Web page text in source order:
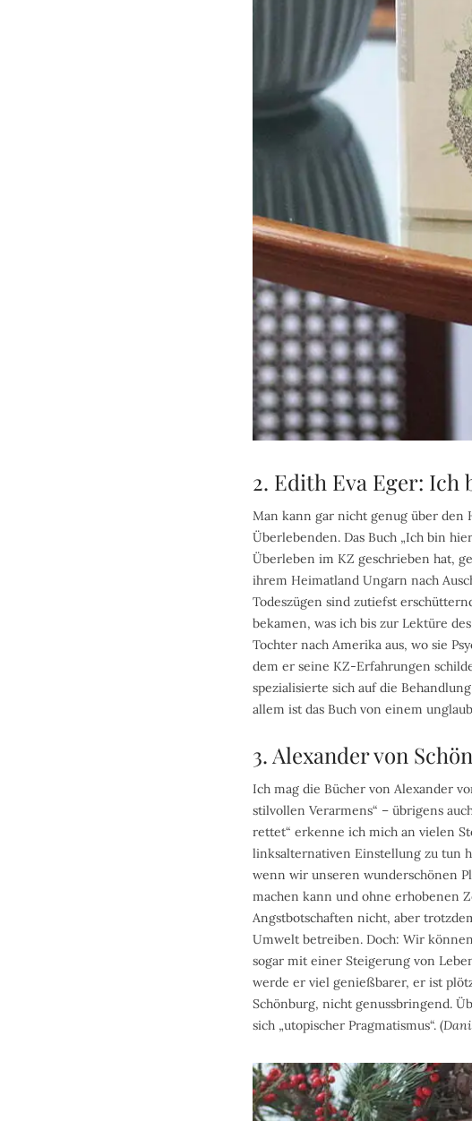
2. Edith Eva Eger:
Man kann gar nicht genug über den
Überlebenden. Das Buch „Ich bin
Überleben im KZ geschrieben hat,
ihrem Heimatland Ungarn nach
Todeszügen sind zutiefst
bekamen, was ich bis zur Lektüre
Tochter nach Amerika aus, wo sie
dem er seine KZ-Erfahrungen
spezialisierte sich auf die
allem ist das Buch von einem
3. Alexander von
Ich mag die Bücher von Alexander
stilvollen Verarmens“ – übrigens
rettet“ erkenne ich mich an vielen
linksalternativen Einstellung zu tun
wenn wir unseren wunderschönen
machen kann und ohne erhobenen
Angstbotschaften nicht, aber
Umwelt betreiben. Doch: Wir
sogar mit einer Steigerung von
werde er viel genießbarer, er ist
Schönburg, nicht genussbringend.
sich „utopischer Pragmatismus“. (Dani